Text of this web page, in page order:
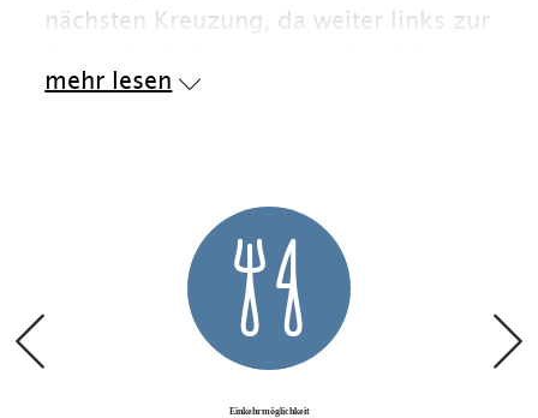
nächsten Kreuzung, da weiter links zur
Forstweg bis zur Wegkreuzung
Dürrnbachhornbahn weiter und
schließlich zum Ausgangpunkt.
Hinweis: die Tour kann auch in
umgekehrter Wegfolge begangen
mehr lesen
Einkehrmöglichkeit